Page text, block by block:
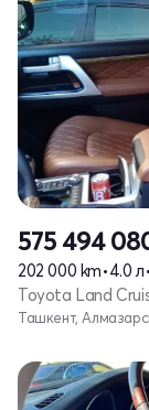
575 494
202 000 km•4.0 л
Toyota Land
Ташкент,